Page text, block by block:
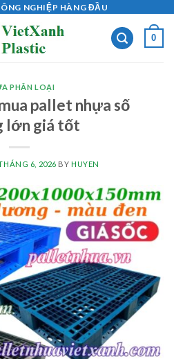
NGHIỆP HÀNG ĐẦU
0
PHÂN LOẠI
pallet nhựa số
lớn giá tốt
6, 2026 BY HUYEN